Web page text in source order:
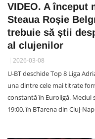
VIDEO. A început
Steaua Roșie
trebuie să știi
al clujenilor
2026-03-08
U-BT deschide Top 8 Liga
una dintre cele mai titrate
constantă în Euroligă. Meciul
19:00, în BTarena din Cluj-